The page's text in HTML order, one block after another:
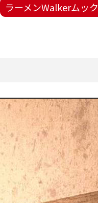
ラーメンWalkerムック